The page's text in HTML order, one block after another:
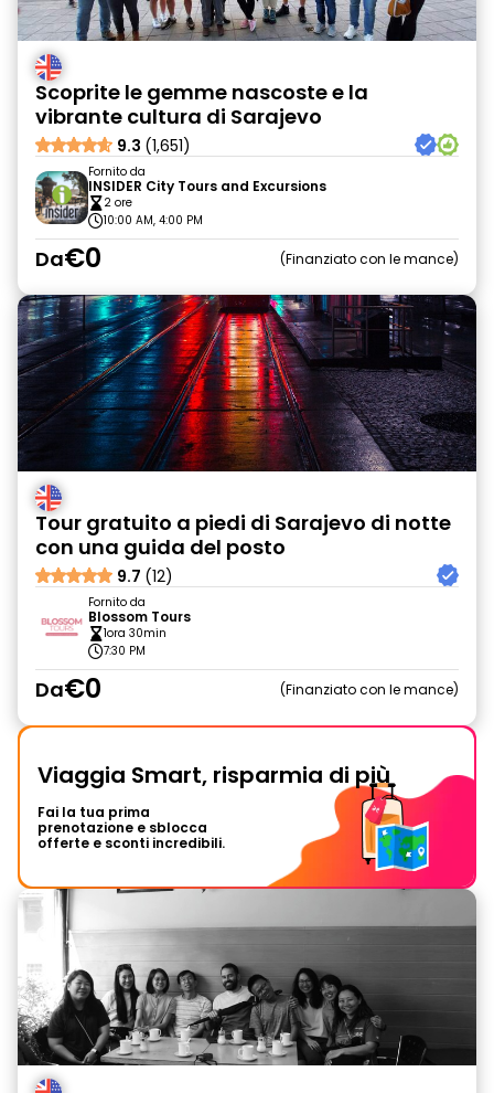
Scoprite le gemme nascoste e la
vibrante cultura di Sarajevo
9.3 (1,651)
Fornito da
INSIDER City Tours and Excursions
2 ore
10:00 AM, 4:00 PM
Da€0 Finanziato con le mance
Tour gratuito a piedi di Sarajevo di notte
con una guida del posto
9.7 (12)
Fornito da
Blossom Tours
1ora 30min
7:30 PM
Da€0 Finanziato con le mance
Viaggia Smart, risparmia di più
Fai la tua prima
prenotazione e sblocca
offerte e sconti incredibili.